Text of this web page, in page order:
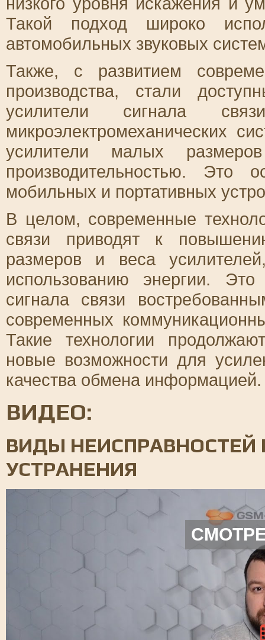
Такой подход широко
автомобильных звуковых
Также, с развитием
производства, стали
усилители сигнала
микроэлектромеханических
усилители малых
производительностью. Это
мобильных и портативных
В целом, современные
связи приводят к
размеров и веса
использованию энергии.
сигнала связи
современных
Такие технологии
новые возможности для
качества обмена информацией.
ВИДЕО:
ВИДЫ НЕИСПРАВНОСТЕЙ
УСТРАНЕНИЯ